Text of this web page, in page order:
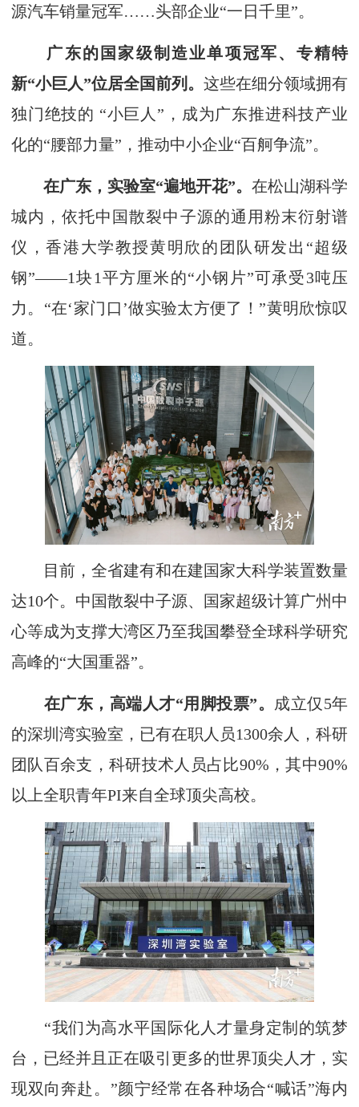
源汽车销量冠军……头部企业“一日千里”。
广东的国家级制造业单项冠军、专精特
新“小巨人”位居全国前列。 这些在细分领域拥有
独门绝技的 “小巨人”，成为广东推进科技产业
化的“腰部力量”，推动中小企业“百舸争流”。
在广东，实验室“遍地开花”。 在松山湖科学
城内，依托中国散裂中子源的通用粉末衍射谱
仪，香港大学教授黄明欣的团队研发出“超级
钢”——1块1平方厘米的“小钢片”可承受3吨压
力。“在‘家门口’做实验太方便了！”黄明欣惊叹
道。
目前，全省建有和在建国家大科学装置数量
达10个。中国散裂中子源、国家超级计算广州中
心等成为支撑大湾区乃至我国攀登全球科学研究
高峰的“大国重器”。
在广东，高端人才“用脚投票”。 成立仅5年
的深圳湾实验室，已有在职人员1300余人，科研
团队百余支，科研技术人员占比90%，其中90%
以上全职青年PI来自全球顶尖高校。
“我们为高水平国际化人才量身定制的筑梦
台，已经并且正在吸引更多的世界顶尖人才，实
现双向奔赴。”颜宁经常在各种场合“喊话”海内